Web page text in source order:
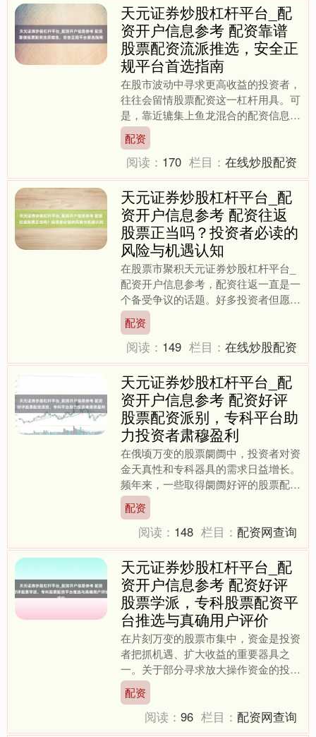
天元证券炒股杠杆平台_配
资开户信息参考 配资靠谱
股票配资流派推选，安全正
规平台首选指南
在股市波动中寻求更高收益的投资者，
往往会留情股票配资这一杠杆用具。可
是，靠近辘集上鱼龙混合的配资信息，
如何阔别真伪、选拔安全正规的平台，
成为保险资金安全与投资顺....
配资
阅读： 170 栏目：在线炒股配资
天元证券炒股杠杆平台_配
资开户信息参考 配资往返
股票正当吗？投资者必读的
风险与机遇认知
在股票市聚积天元证券炒股杠杆平台_
配资开户信息参考，配资往返一直是一
个备受争议的话题。好多投资者但愿通
过配资放大资金，获得更高收益，但同
期也对其正当性及风险心存....
配资
阅读： 149 栏目：在线炒股配资
天元证券炒股杠杆平台_配
资开户信息参考 配资好评
股票配资派别，专科平台助
力投资者肃穆盈利
在俄顷万变的股票阛阓中，投资者对资
金天真性和专科器具的需求日益增长。
频年来，一些取得阛阓好评的股票配资
派别，正凭借其专科、门径的工作，成
为宽广投资者寻求肃穆盈利....
配资
阅读： 148 栏目：配资网查询
天元证券炒股杠杆平台_配
资开户信息参考 配资好评
股票学派，专科股票配资平
台推选与真确用户评价
在片刻万变的股票市集中，资金是投资
者把抓机遇、扩大收益的重要器具之
一。关于部分寻求放大操作资金的投资
者而言，股票配资成为一种可供考量的
蹊径。但是，濒临集结上纷纷....
配资
阅读：96 栏目：配资网查询